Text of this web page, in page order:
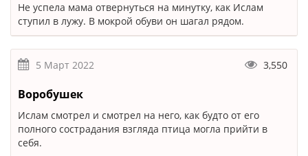
Не успела мама отвернуться на минутку, как Ислам
ступил в лужу. В мокрой обуви он шагал рядом.
5 Март 2022 3,550
Воробушек
Ислам смотрел и смотрел на него, как будто от его
полного сострадания взгляда птица могла прийти в
себя.